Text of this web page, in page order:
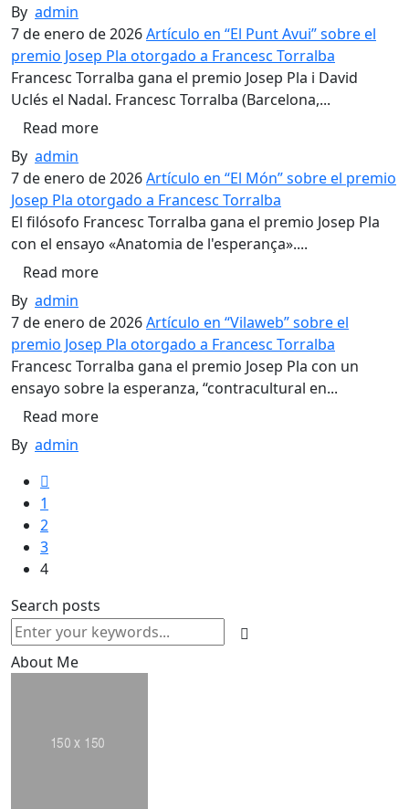
By admin
7 de enero de 2026Artículo en “El Punt Avui” sobre el
premio Josep Pla otorgado a Francesc Torralba
Francesc Torralba gana el premio Josep Pla i David
Uclés el Nadal. Francesc Torralba (Barcelona,...
Read more
By admin
7 de enero de 2026Artículo en “El Món” sobre el premio
Josep Pla otorgado a Francesc Torralba
El filósofo Francesc Torralba gana el premio Josep Pla
con el ensayo «Anatomia de l'esperança»....
Read more
By admin
7 de enero de 2026Artículo en “Vilaweb” sobre el
premio Josep Pla otorgado a Francesc Torralba
Francesc Torralba gana el premio Josep Pla con un
ensayo sobre la esperanza, “contracultural en...
Read more
By admin
1
2
3
4
Search posts
About Me